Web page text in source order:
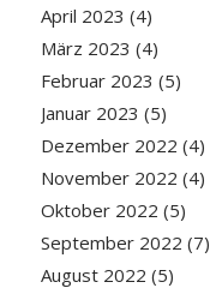
April 2023 (4)
März 2023 (4)
Februar 2023 (5)
Januar 2023 (5)
Dezember 2022 (4)
November 2022 (4)
Oktober 2022 (5)
September 2022 (7)
August 2022 (5)